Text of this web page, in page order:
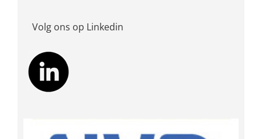
Volg ons op Linkedin